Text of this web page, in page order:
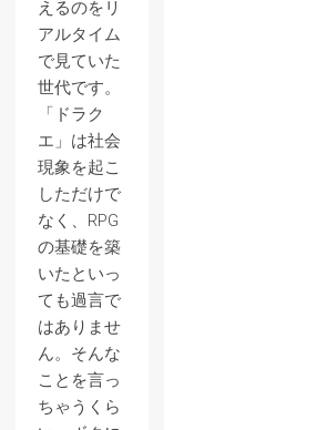
えるのをリ
アルタイム
で見ていた
世代です。
「ドラク
エ」は社会
現象を起こ
しただけで
なく、RPG
の基礎を築
いたといっ
ても過言で
はありませ
ん。そんな
ことを言っ
ちゃうくら